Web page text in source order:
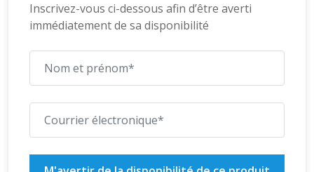
Inscrivez-vous ci-dessous afin d’être averti
immédiatement de sa disponibilité